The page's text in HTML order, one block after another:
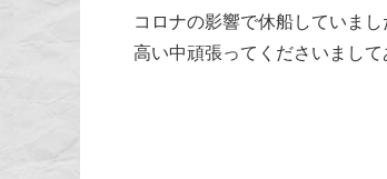
コロナの影響で休船していま
高い中頑張ってくださいまして